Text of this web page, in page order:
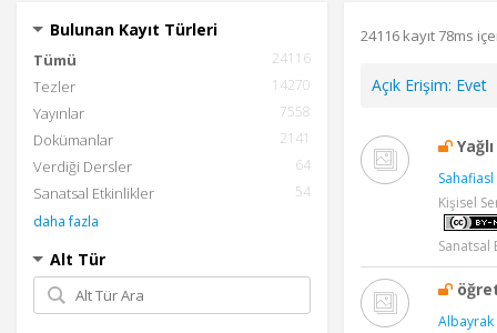
Bulunan Kayıt Türleri
Tümü 24116
Tezler 14270
Yayınlar 7558
Dokümanlar 2141
Verdiği Dersler 64
Sanatsal Etkinlikler
54
daha fazla
Alt Tür
24116 kayıt 78ms
Açık Erişim: Evet
Sahafiasl
Kişisel
Sanatsal
Albayrak